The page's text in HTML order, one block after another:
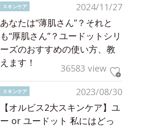
2024/11/27
スキンケア
あなたは“薄肌さん”？それと
も“厚肌さん”？ユードットシリ
ーズのおすすめの使い方、教
えます！
36583 view
2023/08/30
スキンケア
【オルビス2大スキンケア】ユ
ー or ユードット 私にはどっ